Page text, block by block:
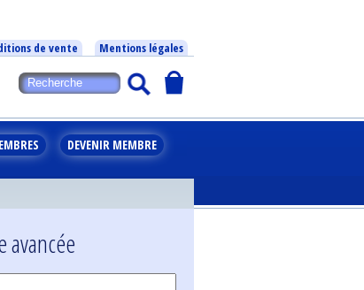
de vente Mentions légales
DEVENIR MEMBRE
avancée